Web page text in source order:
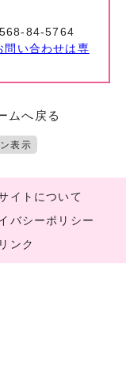
84-5764
い合わせは専
ムへ戻る
表示
イトについて
バシーポリシー
ンク